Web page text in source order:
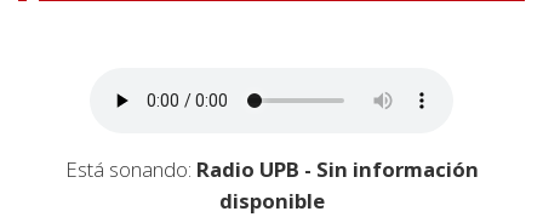
Está sonando: Radio UPB - Sin información
disponible